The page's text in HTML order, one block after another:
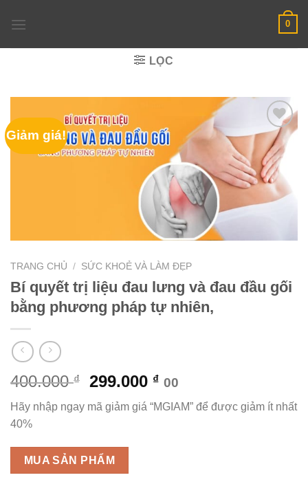
0
LỌC
Giảm giá!
TRANG CHỦ / SỨC KHOẺ VÀ LÀM ĐẸP
Bí quyết trị liệu đau lưng và đau đầu gối
bằng phương pháp tự nhiên,
400.000₫
Giá
gốc
là:
299.000 ₫Giá
tại
00
Hãy nhập ngay mã giảm giá “MGIAM” để được giảm ít nhất
40%
MUA SẢN PHẨM